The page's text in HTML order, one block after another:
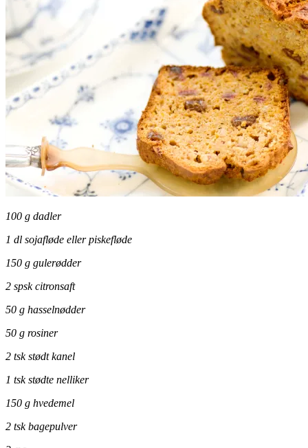
100 g dadler
1 dl sojafløde eller piskefløde
150 g gulerødder
2 spsk citronsaft
50 g hasselnødder
50 g rosiner
2 tsk stødt kanel
1 tsk stødte nelliker
150 g hvedemel
2 tsk bagepulver